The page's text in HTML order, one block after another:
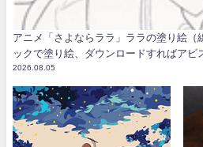
アニメ「さよならララ」ララの塗り絵（
ックで塗り絵、ダウンロードすればアビ
2026.08.05